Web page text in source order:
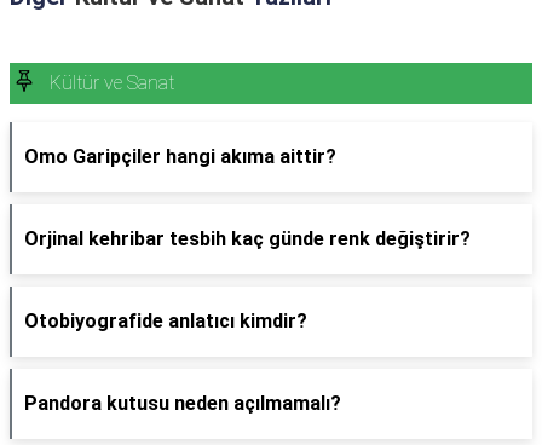
Kültür ve Sanat
Omo Garipçiler hangi akıma aittir?
Orjinal kehribar tesbih kaç günde renk değiştirir?
Otobiyografide anlatıcı kimdir?
Pandora kutusu neden açılmamalı?